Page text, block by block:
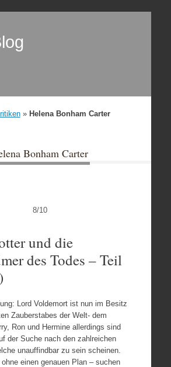
» Helena Bonham Carter
Bonham Carter
8/10
und die
des Todes – Teil
Lord Voldemort ist nun im Besitz
Zauberstabes der Welt- dem
Ron und Hermine allerdings sind
der Suche nach den zahlreichen
unauffindbar zu sein scheinen.
einen genauen Plan – suchen